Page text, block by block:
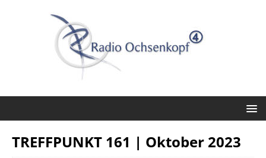
TREFFPUNKT 161 | Oktober 2023